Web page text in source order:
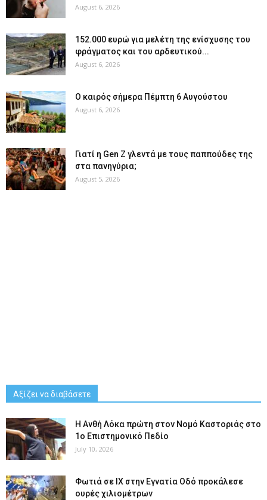
August 6, 2026
152.000 ευρώ για μελέτη της ενίσχυσης του
φράγματος και του αρδευτικού...
August 6, 2026
Ο καιρός σήμερα Πέμπτη 6 Αυγούστου
August 6, 2026
Γιατί η Gen Z γλεντά με τους παππούδες της
στα πανηγύρια;
August 5, 2026
Αξίζει να διαβάσετε
Η Ανθή Λόκα πρώτη στον Νομό Καστοριάς στο
1ο Επιστημονικό Πεδίο
July 10, 2026
Φωτιά σε ΙΧ στην Εγνατία Οδό προκάλεσε
ουρές χιλιομέτρων